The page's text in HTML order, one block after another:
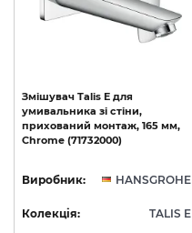
Змішувач Talis E для
умивальника зі стіни,
прихований монтаж, 165 мм,
Chrome (71732000)
Виробник: HANSGROHE
Колекція: TALIS E